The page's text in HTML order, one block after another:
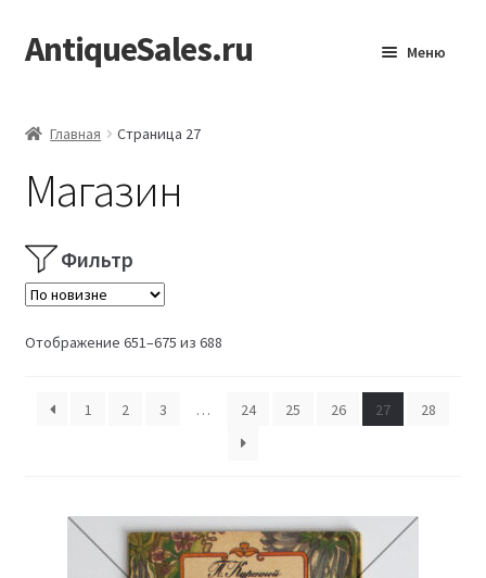
Перейти
к
Перейти
к
AntiqueSales.ru Меню
Главная Страница 27
Магазин
Фильтр
Отображение 651–675 из 688Сортировка:
1
2 3 … 24 25 26 27 28